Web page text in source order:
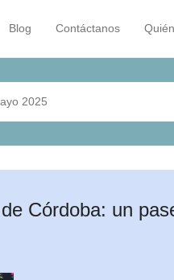
Blog Contáctanos
2025
Córdoba: un